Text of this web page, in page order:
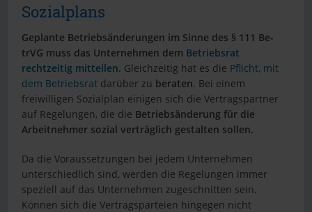
Sozialplans
Geplante Betriebsänderungen im Sin­ne des § 111 Be­
trVG muss das Unternehmen dem Betriebsrat
rechtzeitig mitteilen. Gleichzeitig hat es die Pflicht, mit
dem Betriebsrat darüber zu beraten. Bei einem
freiwilligen Sozialplan einigen sich die Vertragspartner
auf Regelungen, die die Betriebsänderung für die
Arbeitnehmer sozial verträglich gestalten sollen.
Da die Voraussetzungen bei jedem Unternehmen
unterschiedlich sind, werden die Regelungen immer
speziell auf das Unternehmen zugeschnitten sein.
Können sich die Vertragsparteien hingegen nicht